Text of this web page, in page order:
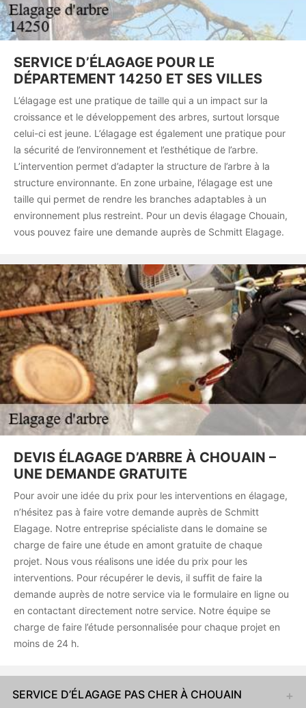
SERVICE D’ÉLAGAGE POUR LE
DÉPARTEMENT 14250 ET SES VILLES
L’élagage est une pratique de taille qui a un impact sur la
croissance et le développement des arbres, surtout lorsque
celui-ci est jeune. L’élagage est également une pratique pour
la sécurité de l’environnement et l’esthétique de l’arbre.
L’intervention permet d’adapter la structure de l’arbre à la
structure environnante. En zone urbaine, l’élagage est une
taille qui permet de rendre les branches adaptables à un
environnement plus restreint. Pour un devis élagage Chouain,
vous pouvez faire une demande auprès de Schmitt Elagage.
DEVIS ÉLAGAGE D’ARBRE À CHOUAIN –
UNE DEMANDE GRATUITE
Pour avoir une idée du prix pour les interventions en élagage,
n’hésitez pas à faire votre demande auprès de Schmitt
Elagage. Notre entreprise spécialiste dans le domaine se
charge de faire une étude en amont gratuite de chaque
projet. Nous vous réalisons une idée du prix pour les
interventions. Pour récupérer le devis, il suffit de faire la
demande auprès de notre service via le formulaire en ligne ou
en contactant directement notre service. Notre équipe se
charge de faire l’étude personnalisée pour chaque projet en
moins de 24 h.
SERVICE D’ÉLAGAGE PAS CHER À CHOUAIN